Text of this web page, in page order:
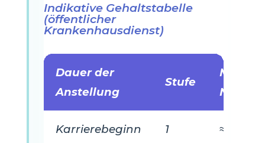
Indikative Gehaltstabelle
(öffentlicher
Krankenhausdienst)
Dauer der
Anstellung
Stufe
Karrierebeginn 1 ≈ 1.760